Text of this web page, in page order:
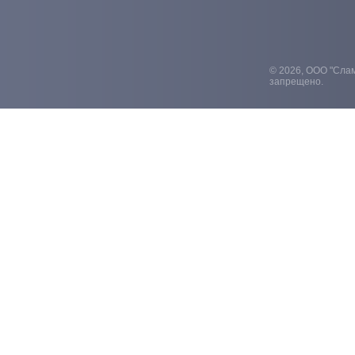
© 2026, ООО
запрещено.